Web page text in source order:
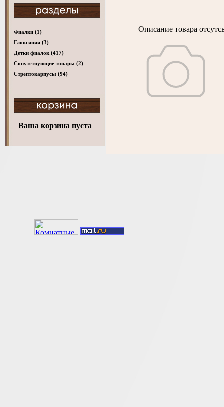
Фиалки (1)
Глоксинии (3)
Детки фиалок (417)
Cопутствующие товары (2)
Стрептокарпусы (94)
Ваша корзина пуста
Описание товара